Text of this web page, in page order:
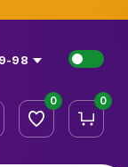
98
0 0